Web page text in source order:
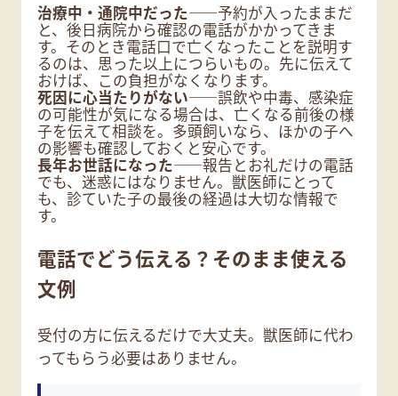
治療中・通院中だった――予約が入ったままだ
と、後日病院から確認の電話がかかってきま
す。そのとき電話口で亡くなったことを説明す
るのは、思った以上につらいもの。先に伝えて
おけば、この負担がなくなります。
死因に心当たりがない――誤飲や中毒、感染症
の可能性が気になる場合は、亡くなる前後の様
子を伝えて相談を。多頭飼いなら、ほかの子へ
の影響も確認しておくと安心です。
長年お世話になった――報告とお礼だけの電話
でも、迷惑にはなりません。獣医師にとって
も、診ていた子の最後の経過は大切な情報で
す。
電話でどう伝える？そのまま使える
文例
受付の方に伝えるだけで大丈夫。獣医師に代わ
ってもらう必要はありません。